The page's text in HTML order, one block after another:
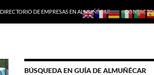
DIRECTORIO DE EMPRESAS EN ALMUÑÉCAR. CONTACTO
BÚSQUEDA EN GUÍA DE ALMUÑÉCAR